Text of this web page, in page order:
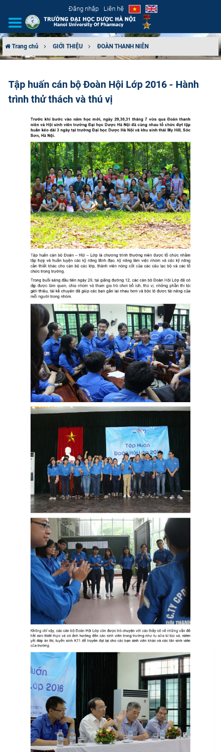
Đăng nhập Liên hệ
CƠ CẤU TỔ CHỨC
ĐÀO TẠO
ĐẢM BẢO CHẤT LƯỢNG
KHOA HỌC CÔNG NGHỆ
HTQT
CỰU NGƯỜI HỌC
Trang chủ GIỚI THIỆU ĐOÀN THANH NIÊN
Tập huấn cán bộ Đoàn Hội Lớp 2016 - Hành
trình thử thách và thú vị